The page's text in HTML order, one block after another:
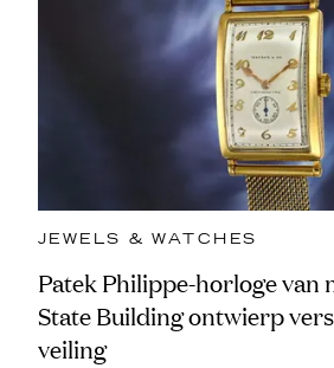
JEWELS & WATCHES
Patek Philippe-horloge van
State Building ontwierp
veiling